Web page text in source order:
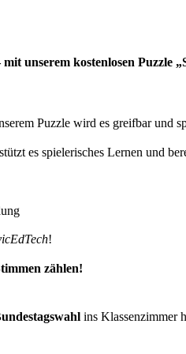
unserem kostenlosen Puzzle
Puzzle wird es greifbar und
es spielerisches Lernen und
!
zählen!
ins Klassenzimmer